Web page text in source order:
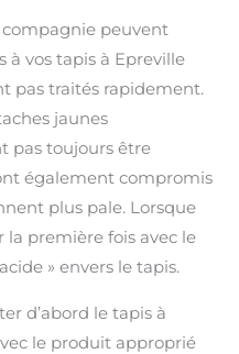
compagnie peuvent
à vos tapis à Epreville
pas traités rapidement.
jaunes
pas toujours être
également compromis
plus pale. Lorsque
la première fois avec le
» envers le tapis.
d’abord le tapis à
le produit approprié